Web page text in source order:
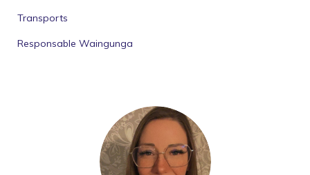
Transports
Responsable Waingunga